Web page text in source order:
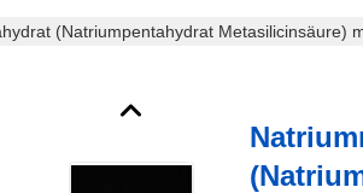
(Natriumpentahydrat Metasilicinsäure)